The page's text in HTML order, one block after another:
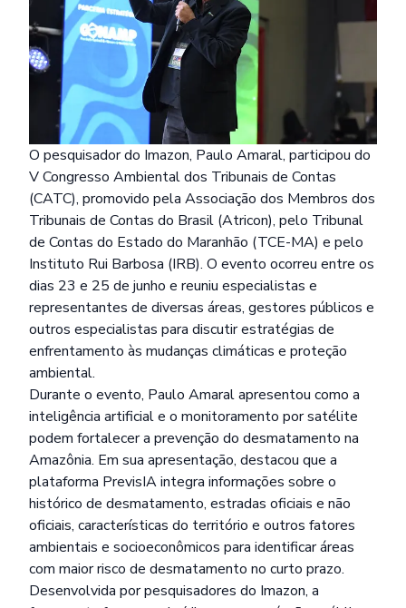
O pesquisador do Imazon, Paulo Amaral, participou do
V Congresso Ambiental dos Tribunais de Contas
(CATC), promovido pela Associação dos Membros dos
Tribunais de Contas do Brasil (Atricon), pelo Tribunal
de Contas do Estado do Maranhão (TCE-MA) e pelo
Instituto Rui Barbosa (IRB). O evento ocorreu entre os
dias 23 e 25 de junho e reuniu especialistas e
representantes de diversas áreas, gestores públicos e
outros especialistas para discutir estratégias de
enfrentamento às mudanças climáticas e proteção
ambiental.
Durante o evento, Paulo Amaral apresentou como a
inteligência artificial e o monitoramento por satélite
podem fortalecer a prevenção do desmatamento na
Amazônia. Em sua apresentação, destacou que a
plataforma PrevisIA integra informações sobre o
histórico de desmatamento, estradas oficiais e não
oficiais, características do território e outros fatores
ambientais e socioeconômicos para identificar áreas
com maior risco de desmatamento no curto prazo.
Desenvolvida por pesquisadores do Imazon, a